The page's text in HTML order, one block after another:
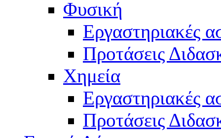
Φυσική
Εργαστηριακές
Προτάσεις
Χημεία
Εργαστηριακές
Προτάσεις